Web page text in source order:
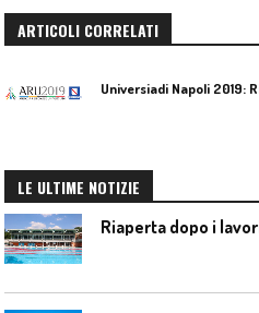
ARTICOLI CORRELATI
LE ULTIME NOTIZIE
Riaperta dopo i